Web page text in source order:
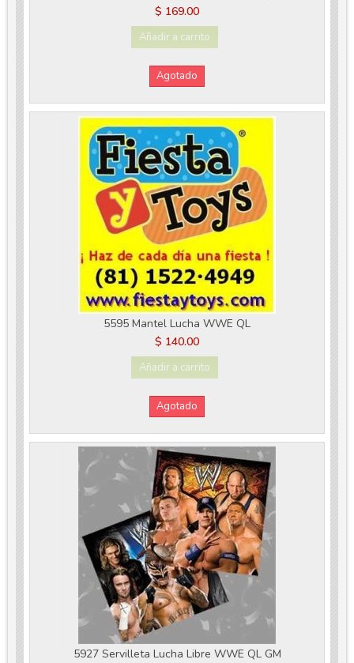
$ 169.00
Añadir a carrito
Agotado
5595 Mantel Lucha WWE QL
$ 140.00
Añadir a carrito
Agotado
5927 Servilleta Lucha Libre WWE QL GM